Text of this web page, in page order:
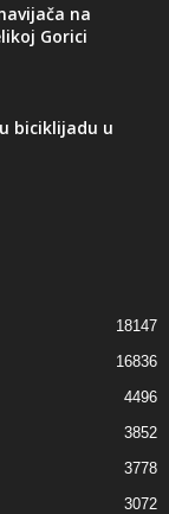
na
Gorici
biciklijadu u
18147
16836
4496
3852
3778
3072